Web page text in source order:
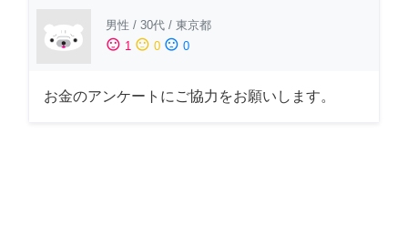
男性 / 30代 / 東京都
sentiment_satisfied 1 sentiment_neutral 0 sentiment_dissatisfied 0
お金のアンケートにご協力をお願いします。